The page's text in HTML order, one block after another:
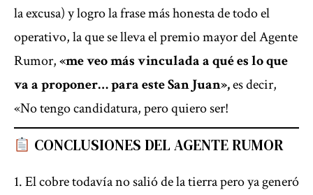
la excusa) y logro la frase más honesta de todo el
operativo, la que se lleva el premio mayor del Agente
Rumor,«me veo más vinculada a qué es lo que
va a proponer… para este San Juan»,es decir,
«No tengo candidatura, pero quiero ser!
CONCLUSIONES DEL AGENTE RUMOR
El cobre todavía no salió de la tierra pero ya generó